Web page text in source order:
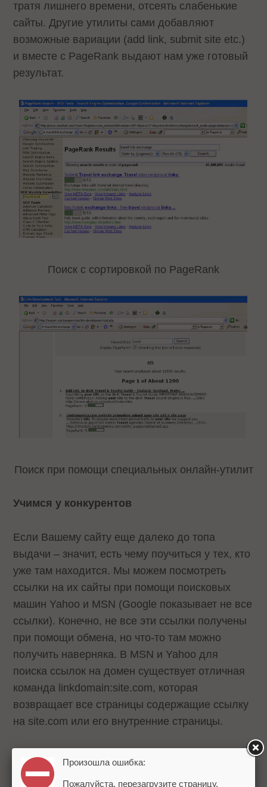
тратя лишнего времени, отсеять слабенькие
сайты. Другие утилиты сами добавляют
возможные вариации (add link, submit site etc.)
и вместе с PageRank выдают нам уже готовый
результат.
Поиск с сортировкой по PageRank
Поиск при помощи специальных онлайн-утилит
Учимся у конкурентов
Если Вашему сайту еще далеко до топа
выдачи – значит, есть чему поучиться у тех, кто
уже там находится. Мы можем посмотреть
ссылки на их сайты при помощи поисковых
машин Yahoo и MSN (Google показывает не все
ссылки). Конечно, не все эти ссылки получены
при помощи обмена, но что-то там можно
получить наверняка. В MSN и Yahoo для
поиска ссылок на домен существует отличная
команда linkdomain:site.com, которая
возвращает все страницы содержащие ссылку
на site.com или его внутренние страницы.
«Обдирание» ссылок
Произошла ошибка:
Пожалуйста, перезагрузите страницу.